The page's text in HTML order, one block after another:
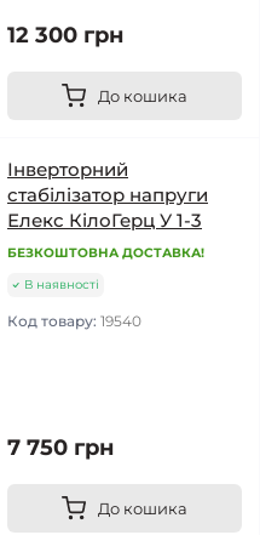
12 300 грн
До кошика
Інверторний
стабілізатор напруги
Елекс КілоГерц У 1-3
БЕЗКОШТОВНА ДОСТАВКА!
В наявності
Код товару: 19540
7 750 грн
До кошика